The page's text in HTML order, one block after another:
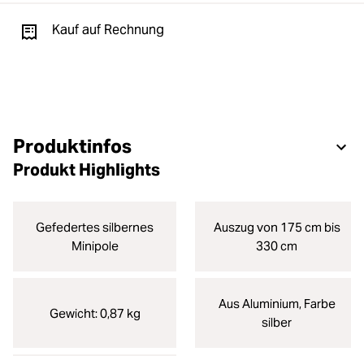
Kauf auf Rechnung
Produktinfos
Produkt Highlights
Gefedertes silbernes
Minipole
Auszug von 175 cm bis
330 cm
Gewicht: 0,87 kg
Aus Aluminium, Farbe
silber